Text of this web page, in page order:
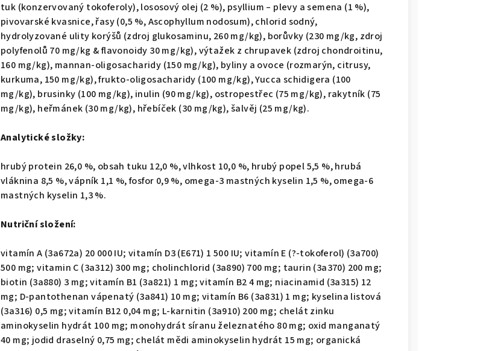
tuk (konzervovaný tokoferoly), lososový olej (2 %), psyllium – plevy a semena (1 %),
pivovarské kvasnice, řasy (0,5 %, Ascophyllum nodosum), chlorid sodný,
hydrolyzované ulity korýšů (zdroj glukosaminu, 260 mg/kg), borůvky (230 mg/kg, zdroj
polyfenolů 70 mg/kg & flavonoidy 30 mg/kg), výtažek z chrupavek (zdroj chondroitinu,
160 mg/kg), mannan-oligosacharidy (150 mg/kg), byliny a ovoce (rozmarýn, citrusy,
kurkuma, 150 mg/kg), frukto-oligosacharidy (100 mg/kg), Yucca schidigera (100
mg/kg), brusinky (100 mg/kg), inulin (90 mg/kg), ostropestřec (75 mg/kg), rakytník (75
mg/kg), heřmánek (30 mg/kg), hřebíček (30 mg/kg), šalvěj (25 mg/kg).
Analytické složky:
hrubý protein 26,0 %, obsah tuku 12,0 %, vlhkost 10,0 %, hrubý popel 5,5 %, hrubá
vláknina 8,5 %, vápník 1,1 %, fosfor 0,9 %, omega-3 mastných kyselin 1,5 %, omega-6
mastných kyselin 1,3 %.
Nutriční složení:
vitamín A (3a672a) 20 000 IU; vitamín D3 (E671) 1 500 IU; vitamín E (?-tokoferol) (3a700)
500 mg; vitamin C (3a312) 300 mg; cholinchlorid (3a890) 700 mg; taurin (3a370) 200 mg;
biotin (3a880) 3 mg; vitamín B1 (3a821) 1 mg; vitamín B2 4 mg; niacinamid (3a315) 12
mg; D-pantothenan vápenatý (3a841) 10 mg; vitamín B6 (3a831) 1 mg; kyselina listová
(3a316) 0,5 mg; vitamín B12 0,04 mg; L-karnitin (3a910) 200 mg; chelát zinku
aminokyselin hydrát 100 mg; monohydrát síranu železnatého 80 mg; oxid manganatý
40 mg; jodid draselný 0,75 mg; chelát mědi aminokyselin hydrát 15 mg; organická